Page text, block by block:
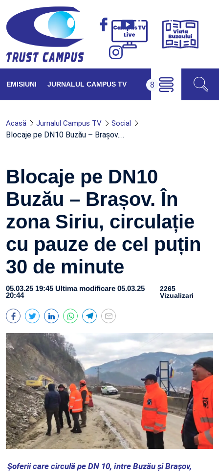
Campus
Viața
EMISIUNI JURNALUL CAMPUS TV
Acasă Jurnalul Campus TV Social
Blocaje pe DN10 Buzău – Brașov.…
Blocaje pe DN10
Buzău – Brașov. În
zona Siriu, circulație
cu pauze de cel puțin
30 de minute
05.03.25 19:45 Ultima modificare 05.03.25
20:44
2265
Vizualizari
Șoferii care circulă pe DN 10, între Buzău și Brașov,